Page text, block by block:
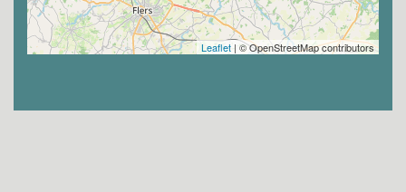
Leaflet | © OpenStreetMap contributors